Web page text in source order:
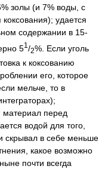
золы (и 7% воды, с
удается
содержании в 15-
51 /2%. Если уголь
к коксованию
его, которое
мельче, то в
материал перед
водой для того,
скрывал в себе меньше
какое возможно
почти всегда